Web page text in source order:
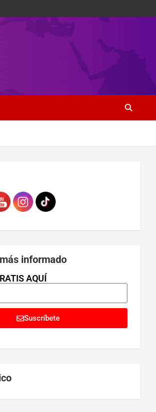
ID
informado
AQUÍ
Suscríbete